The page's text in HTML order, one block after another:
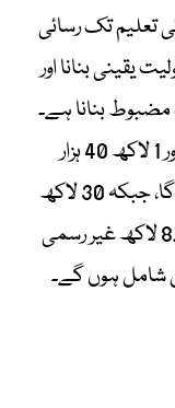
تعلیم تک رسائی
یقینی بنانا اور
مضبوط بنانا ہے۔
اس کے تحت 80 ہزار اسکول سے باہر بچے اور 1 لاکھ 40 ہزار
خصوصی بچوں کو براہِ راست فائدہ پہنچے گا، جبکہ 30 لاکھ
سے زیادہ سرکاری اسکولوں کے طلبہ اور 8.5 لاکھ غیر رسمی
شامل ہوں گے۔